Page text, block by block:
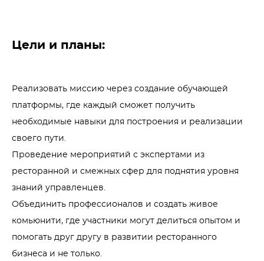
Цели и планы:
Реализовать миссию через создание обучающей
платформы, где каждый сможет получить
необходимые навыки для построения и реализации
своего пути.
Проведение мероприятий с экспертами из
ресторанной и смежных сфер для поднятия уровня
знаний управленцев.
Объединить профессионалов и создать живое
комьюнити, где участники могут делиться опытом и
помогать друг другу в развитии ресторанного
бизнеса и не только.